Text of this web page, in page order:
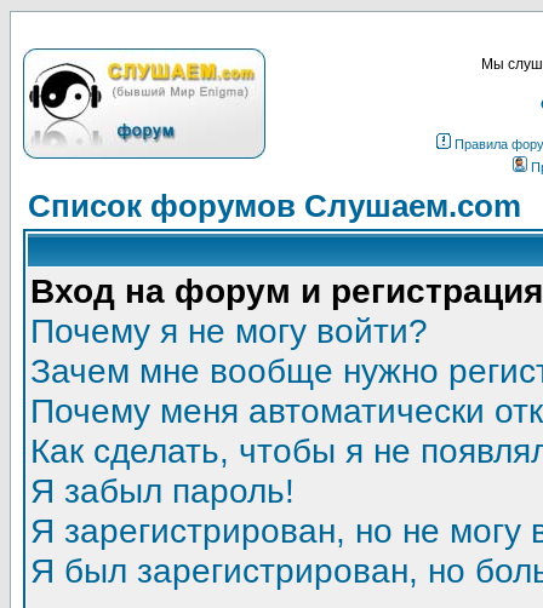
Мы
Правила
Список форумов Слушаем.com
Вход на форум и регистрация
Почему я не могу войти?
Зачем мне вообще нужно
Почему меня автоматически
Как сделать, чтобы я не
Я забыл пароль!
Я зарегистрирован, но не могу
Я был зарегистрирован, но